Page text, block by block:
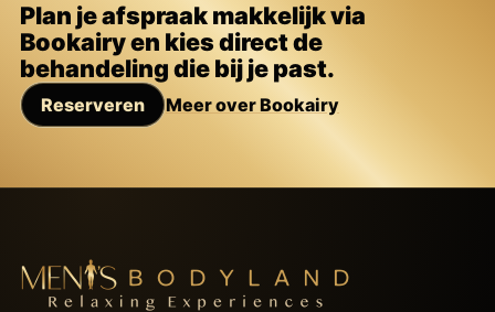
Plan je afspraak makkelijk via
Bookairy en kies direct de
behandeling die bij je past.
Reserveren Meer over Bookairy